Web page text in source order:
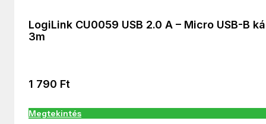
LogiLink CU0059 USB 2.0 A – Micro USB-B
3m
1 790 Ft
Megtekintés